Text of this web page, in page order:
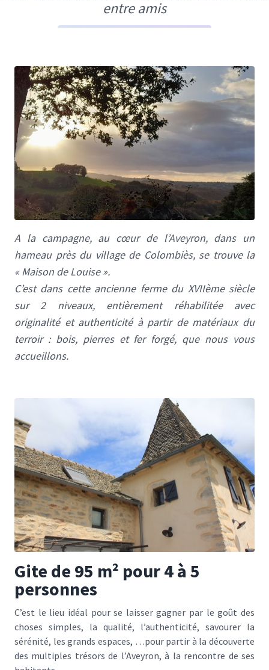
entre amis
A la campagne, au cœur de l’Aveyron, dans un
hameau près du village de Colombiès, se trouve la
« Maison de Louise ».
C’est dans cette ancienne ferme du XVIIème siècle
sur 2 niveaux, entièrement réhabilitée avec
originalité et authenticité à partir de matériaux du
terroir : bois, pierres et fer forgé, que nous vous
accueillons.
Gite de 95 m² pour 4 à 5
personnes
C’est le lieu idéal pour se laisser gagner par le goût des
choses simples, la qualité, l’authenticité, savourer la
sérénité, les grands espaces, …pour partir à la découverte
des multiples trésors de l’Aveyron, à la rencontre de ses